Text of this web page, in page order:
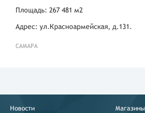
Площадь: 267 481 м2
Адрес: ул.Красноармейская, д.131.
САМАРА
Новости
Магазины